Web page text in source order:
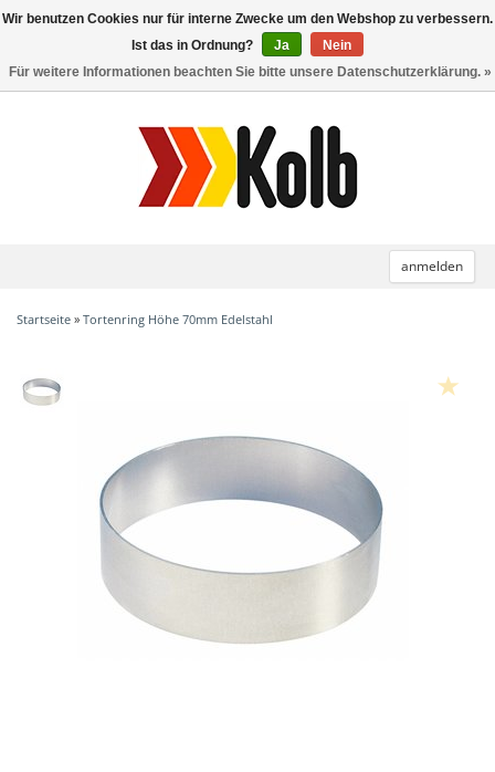
anmelden
Toggle
Startseite » Tortenring Höhe 70mm Edelstahl
Wir benutzen Cookies nur für interne Zwecke um den Webshop zu verbessern.
Ist das in Ordnung?
Ja
Nein
Für weitere Informationen beachten Sie bitte unsere Datenschutzerklärung. »